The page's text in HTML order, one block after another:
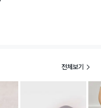
전체보기